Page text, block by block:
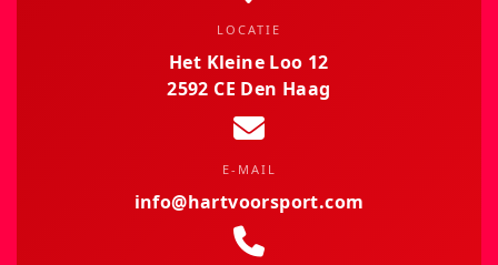
LOCATIE
Het Kleine Loo 12
2592 CE Den Haag
E-MAIL
info@hartvoorsport.com